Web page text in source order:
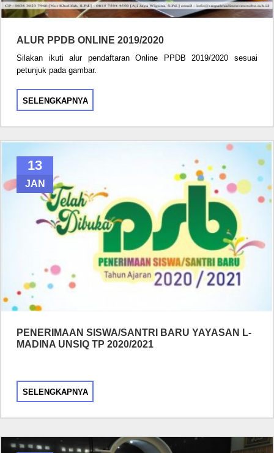
ALUR PPDB ONLINE 2019/2020
Silakan ikuti alur pendaftaran Online PPDB 2019/2020 sesuai
petunjuk pada gambar.
SELENGKAPNYA
13
JAN
PENERIMAAN SISWA/SANTRI BARU YAYASAN L-
MADINA UNSIQ TP 2020/2021
SELENGKAPNYA